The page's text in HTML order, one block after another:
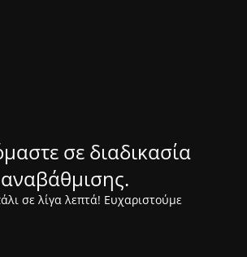
σε διαδικασία
αναβάθμισης.
σε λίγα λεπτά! Ευχαριστούμε